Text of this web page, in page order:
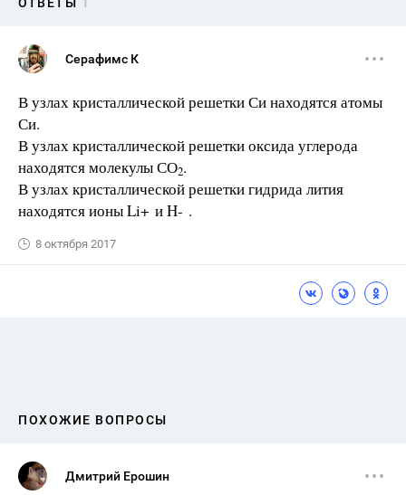
Серафимс К
В узлах кристаллической решетки Си находятся атомы
Си.
В узлах кристаллической решетки оксида углерода
находятся молекулы СО2.
В узлах кристаллической решетки гидрида лития
находятся ионы Li+ и H- .
8 октября 2017
ПОХОЖИЕ ВОПРОСЫ
Дмитрий Ерошин